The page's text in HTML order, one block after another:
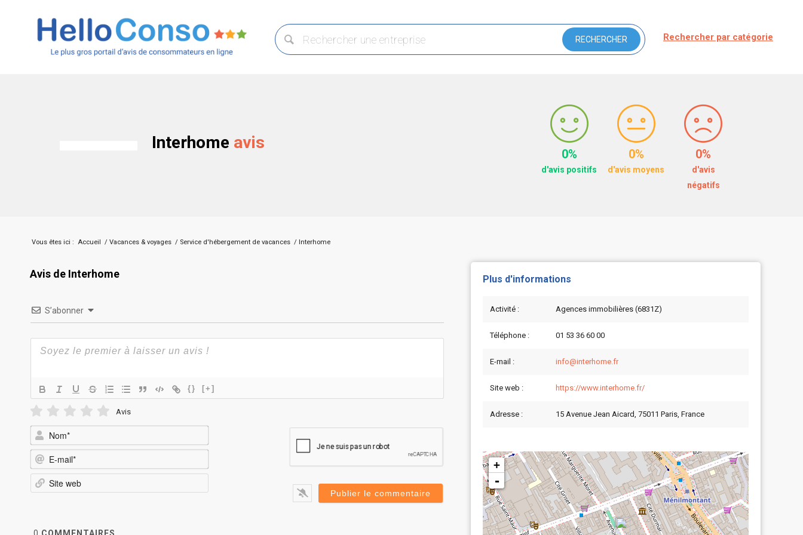
Rechercher par catégorie
Interhome avis
0%
d'avis positifs
0%
d'avis moyens
0%
d'avis
négatifs
Vous êtes ici : Accueil / Vacances & voyages / Service d'hébergement de vacances / Interhome
Avis de Interhome
S’abonner
{} [+]
Avis
mail*
Plus d'informations
Activité : Agences immobilières (6831Z)
Téléphone : 01 53 36 60 00
E-mail : info@interhome.fr
Site web : https://www.interhome.fr/
Adresse : 15 Avenue Jean Aicard, 75011 Paris, France
+
-